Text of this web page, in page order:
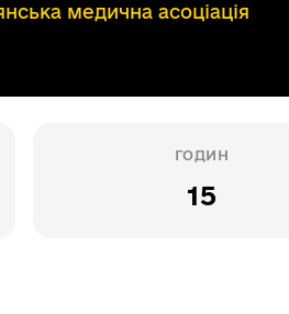
медична асоціація
ГОДИН
15